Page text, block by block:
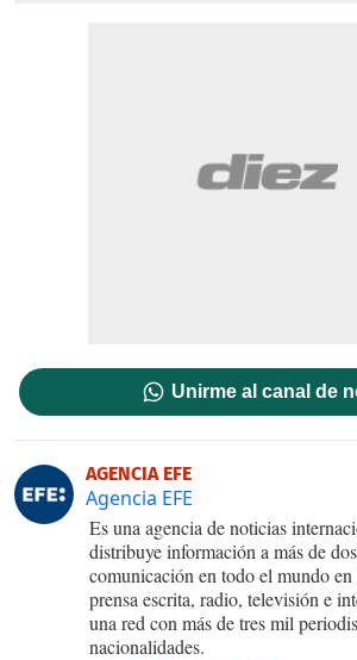
Unirme al canal de
AGENCIA EFE
Agencia EFE
Es una agencia de noticias
distribuye información a más de
comunicación en todo el mundo en
prensa escrita, radio, televisión e
una red con más de tres mil
nacionalidades.